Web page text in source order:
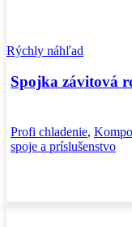
Rýchly náhľad
Spojka závitová
Profi chladenie,
spoje a príslušenstvo